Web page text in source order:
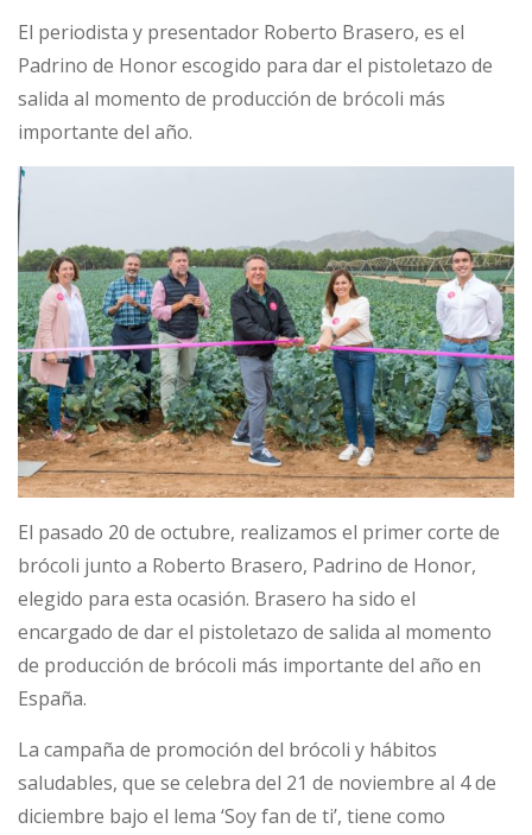
El periodista y presentador Roberto Brasero, es el
Padrino de Honor escogido para dar el pistoletazo de
salida al momento de producción de brócoli más
importante del año.
El pasado 20 de octubre, realizamos el primer corte de
brócoli junto a Roberto Brasero, Padrino de Honor,
elegido para esta ocasión. Brasero ha sido el
encargado de dar el pistoletazo de salida al momento
de producción de brócoli más importante del año en
España.
La campaña de promoción del brócoli y hábitos
saludables, que se celebra del 21 de noviembre al 4 de
diciembre bajo el lema ‘Soy fan de ti’, tiene como